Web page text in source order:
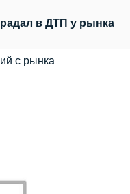
в ДТП у рынка
с рынка